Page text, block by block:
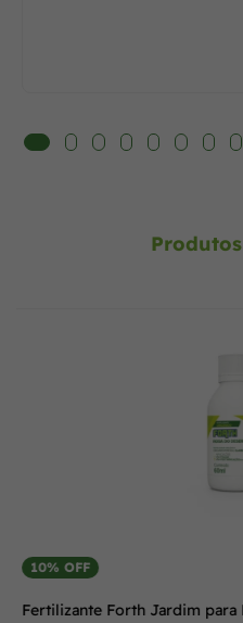
10% OFF
Fertilizante Forth Jardim